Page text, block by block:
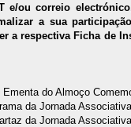
e/ou correio
a sua
a respectiva Ficha de
do Almoço
da Jornada
da Jornada